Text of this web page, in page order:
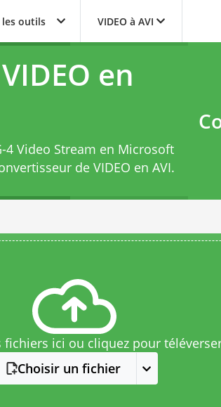
les outils VIDEO à AVI
en
4 Video Stream en Microsoft
de VIDEO en AVI.
fichiers ici ou cliquez pour
Choisir un fichier